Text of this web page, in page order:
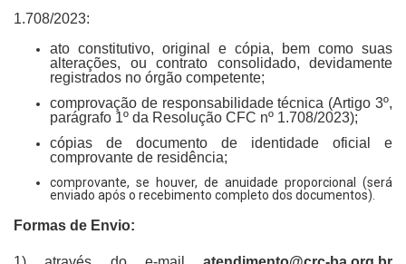
1.708/2023:
ato constitutivo, original e cópia, bem como suas
alterações, ou contrato consolidado, devidamente
registrados no órgão competente;
comprovação de responsabilidade técnica (Artigo 3º,
parágrafo 1º da Resolução CFC nº 1.708/2023);
cópias de documento de identidade oficial e
comprovante de residência;
comprovante, se houver, de anuidade proporcional (será
enviado após o recebimento completo dos documentos).
Formas de Envio: